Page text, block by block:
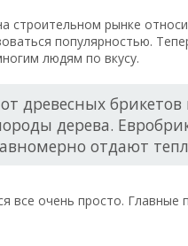
строительном рынке
популярностью.
людям по вкусу.
древесных брикетов
дерева.
отдают
все очень просто. Главные